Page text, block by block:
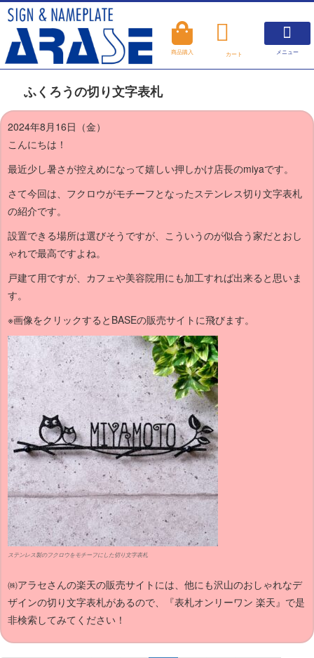
商品購入 カート メニュー
ふくろうの切り文字表札
2024年8月16日（金）
こんにちは！
最近少し暑さが控えめになって嬉しい押しかけ店長のmiyaです。
さて今回は、フクロウがモチーフとなったステンレス切り文字表札
の紹介です。
設置できる場所は選びそうですが、こういうのが似合う家だとおし
ゃれで最高ですよね。
戸建て用ですが、カフェや美容院用にも加工すれば出来ると思いま
す。
※画像をクリックするとBASEの販売サイトに飛びます。
ステンレス製のフクロウをモチーフにした切り文字表札
㈱アラセさんの楽天の販売サイトには、他にも沢山のおしゃれなデ
ザインの切り文字表札があるので、『表札オンリーワン 楽天』で是
非検索してみてください！